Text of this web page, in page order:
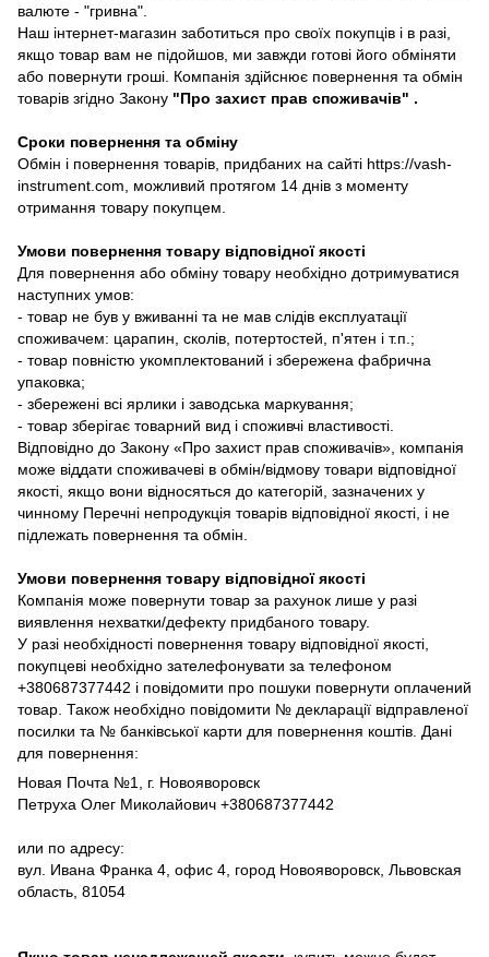
валюте - "гривна".
Наш інтернет-магазин заботиться про своїх покупців і в разі,
якщо товар вам не підойшов, ми завжди готові його обміняти
або повернути гроші. Компанія здійснює повернення та обмін
товарів згідно Закону "Про захист прав споживачів" .
Сроки повернення та обміну
Обмін і повернення товарів, придбаних на сайті https://vash-
instrument.com, можливий протягом 14 днів з моменту
отримання товару покупцем.
Умови повернення товару відповідної якості
Для повернення або обміну товару необхідно дотримуватися
наступних умов:
- товар не був у вживанні та не мав слідів експлуатації
споживачем: царапин, сколів, потертостей, п'ятен і т.п.;
- товар повністю укомплектований і збережена фабрична
упаковка;
- збережені всі ярлики і заводська маркування;
- товар зберігає товарний вид і споживчі властивості.
Відповідно до Закону «Про захист прав споживачів», компанія
може віддати споживачеві в обмін/відмову товари відповідної
якості, якщо вони відносяться до категорій, зазначених у
чинному Перечні непродукція товарів відповідної якості, і не
підлежать повернення та обмін.
Умови повернення товару відповідної якості
Компанія може повернути товар за рахунок лише у разі
виявлення нехватки/дефекту придбаного товару.
У разі необхідності повернення товару відповідної якості,
покупцеві необхідно зателефонувати за телефоном
+380687377442 і повідомити про пошуки повернути оплачений
товар. Також необхідно повідомити № декларації відправленої
посилки та № банківської карти для повернення коштів. Дані
для повернення:
Новая Почта №1, г. Новояворовск
Петруха Олег Миколайович +380687377442
или по адресу:
вул. Ивана Франка 4, офис 4, город Новояворовск, Львовская
область, 81054